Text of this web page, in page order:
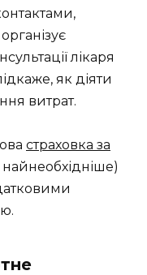
лікаря
як діяти
витрат.
страховка за